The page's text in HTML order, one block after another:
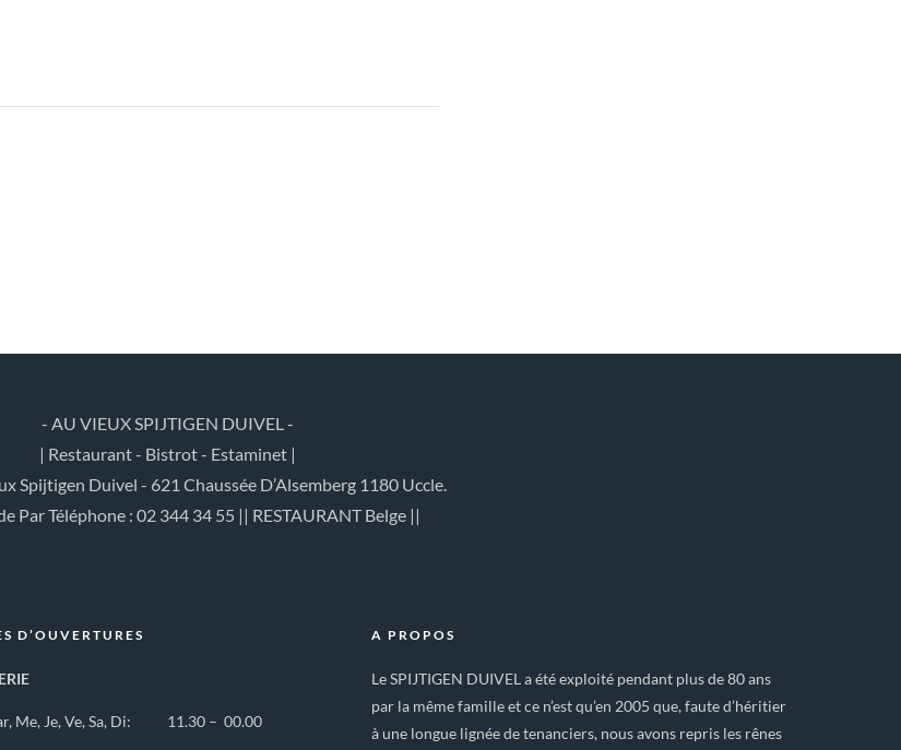
- AU VIEUX SPIJTIGEN DUIVEL -
| Restaurant - Bistrot - Estaminet |
Spijtigen Duivel - 621 Chaussée D’Alsemberg 1180 Uccle.
Par Téléphone : 02 344 34 55 || RESTAURANT Belge ||
D’OUVERTURES
Me, Je, Ve, Sa, Di: 11.30 – 00.00
A PROPOS
Le SPIJTIGEN DUIVEL a été exploité pendant plus de 80 ans
par la même famille et ce n’est qu’en 2005 que, faute d’héritier
à une longue lignée de tenanciers, nous avons repris les rênes